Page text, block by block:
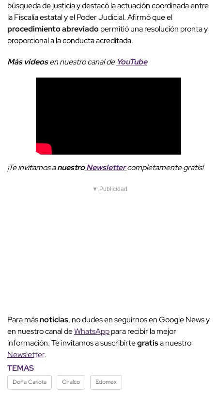
búsqueda de justicia y destacó la actuación coordinada entre
la Fiscalía estatal y el Poder Judicial. Afirmó que el
procedimiento abreviadopermitió una resolución pronta y
proporcional a la conducta acreditada.
Más videosen nuestro canal de YouTube
¡Te invitamos anuestroNewslettercompletamente gratis!
▼ Publicidad
Para másnoticias, no dudes en seguirnos en Google News y
en nuestro canal deWhatsApppara recibir la mejor
información. Te invitamos a suscribirtegratisa nuestro
Newsletter.
TEMAS
Doña Carlota Chalco Edomex